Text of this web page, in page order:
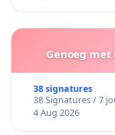
Genoeg
38 signatures
38 Signatures / 7
4 Aug 2026